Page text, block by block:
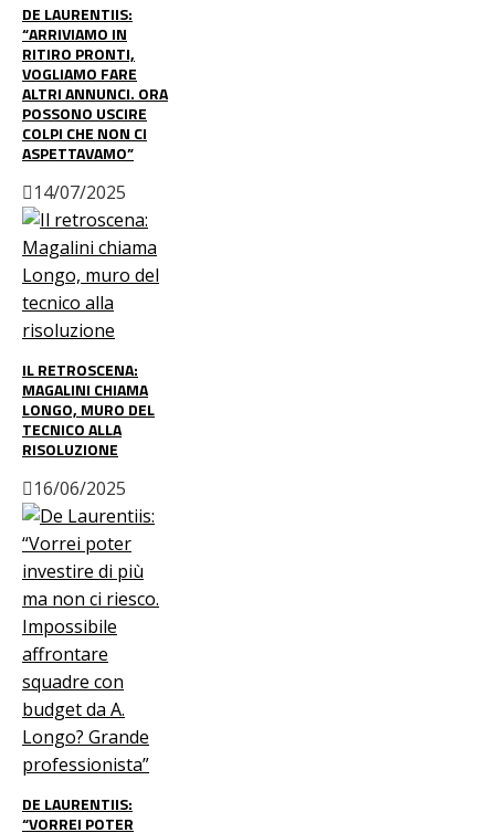
DE LAURENTIIS:
“ARRIVIAMO IN
RITIRO PRONTI,
VOGLIAMO FARE
ALTRI ANNUNCI. ORA
POSSONO USCIRE
COLPI CHE NON CI
ASPETTAVAMO”
14/07/2025
IL RETROSCENA:
MAGALINI CHIAMA
LONGO, MURO DEL
TECNICO ALLA
RISOLUZIONE
16/06/2025
DE LAURENTIIS:
“VORREI POTER